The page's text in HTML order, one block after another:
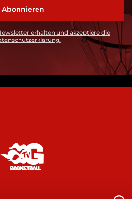
erhalten und akzeptiere die